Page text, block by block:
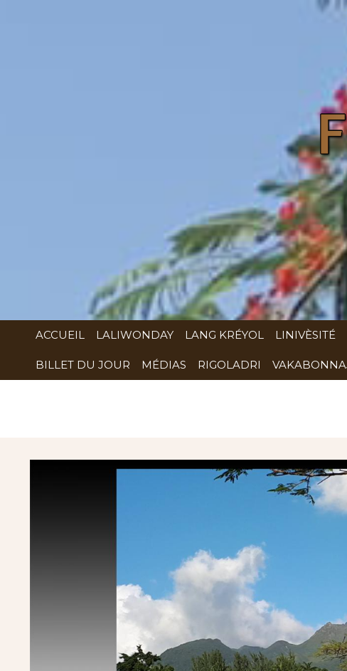
ACCUEIL LALIWONDAY LANG KRÉYOL LINIVÈSITÉ
BILLET DU JOUR MÉDIAS RIGOLADRI